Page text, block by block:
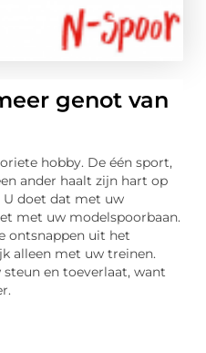
genot van
hobby. De één sport,
ander haalt zijn hart op
U doet dat met uw
met uw modelspoorbaan.
ontsnappen uit het
alleen met uw treinen.
steun en toeverlaat, want